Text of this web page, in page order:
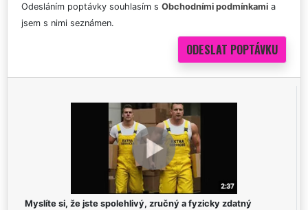
Odesláním poptávky souhlasím s Obchodními podmínkami a
jsem s nimi seznámen.
Myslíte si, že jste spolehlivý, zručný a fyzicky zdatný